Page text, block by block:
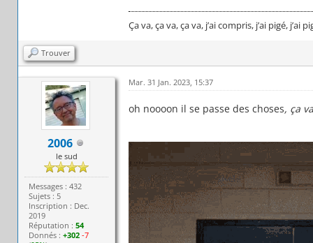
Ça va, ça va, ça va, j’ai compris, j’ai pigé, j’ai
Trouver
2006
le sud
Messages : 432
Sujets : 5
Inscription : Dec.
2019
Réputation :54
Donnés :+302 -7
Mar. 31 Jan. 2023, 15:37
oh noooon il se passe des choses, ça